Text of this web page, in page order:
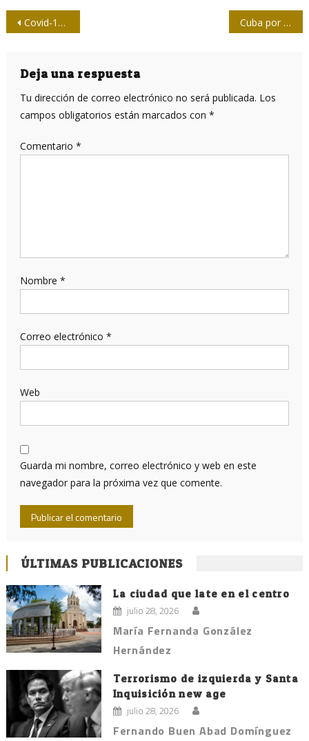
Navegación
entradas
Covid-19: La OMS reclama más datos sobre la vacuna de Oxford Cuba por fortalecer el ejercicio periodístico desde la formación
Deja una respuesta
Tu dirección de correo electrónico no será publicada. Los
campos obligatorios están marcados con *
Comentario *
Nombre *
Correo electrónico *
Web
Guarda mi nombre, correo electrónico y web en este
navegador para la próxima vez que comente.
ÚLTIMAS PUBLICACIONES
La ciudad que late en el centro
julio 28, 2026
María Fernanda González
Hernández
Terrorismo de izquierda y Santa
Inquisición new age
julio 28, 2026
Fernando Buen Abad Domínguez